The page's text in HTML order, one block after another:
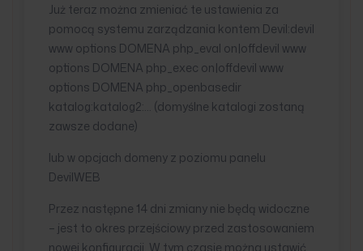
Już teraz można zmieniać te ustawienia za
pomocą systemu zarządzania kontem Devil:devil
www options DOMENA php_eval on|offdevil www
options DOMENA php_exec on|offdevil www
options DOMENA php_openbasedir
katalog:katalog2:… (domyślne katalogi zostaną
zawsze dodane)
lub w opcjach domeny z poziomu panelu
DevilWEB
Przez następne 14 dni zmiany nie będą widoczne
– jest to okres przejściowy przed zastosowaniem
nowej konfiguracji. W tym czasie można ustawić